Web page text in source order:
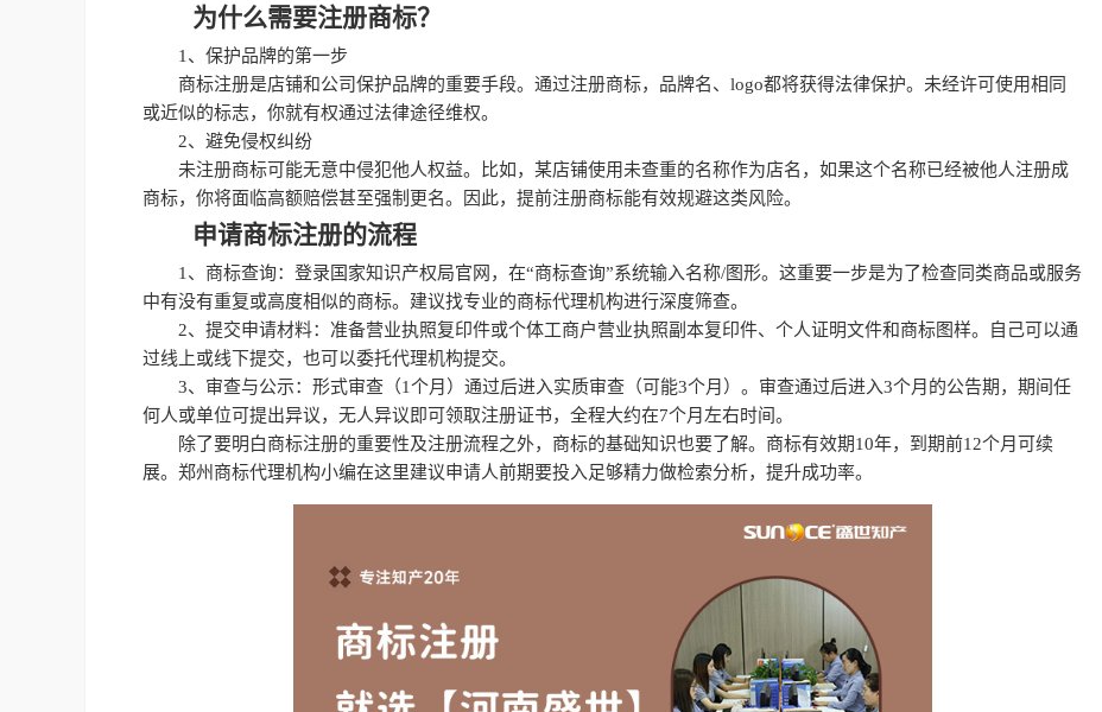
为什么需要注册商标？
1、保护品牌的第一步
商标注册是店铺和公司保护品牌的重要手段。通过注册商标，品牌名、logo都将获得法律保护。未经许可使用相同
或近似的标志，你就有权通过法律途径维权。
2、避免侵权纠纷
未注册商标可能无意中侵犯他人权益。比如，某店铺使用未查重的名称作为店名，如果这个名称已经被他人注册成
商标，你将面临高额赔偿甚至强制更名。因此，提前注册商标能有效规避这类风险。
申请商标注册的流程
1、商标查询：登录国家知识产权局官网，在“商标查询”系统输入名称/图形。这重要一步是为了检查同类商品或服务
中有没有重复或高度相似的商标。建议找专业的商标代理机构进行深度筛查。
2、提交申请材料：准备营业执照复印件或个体工商户营业执照副本复印件、个人证明文件和商标图样。自己可以通
过线上或线下提交，也可以委托代理机构提交。
3、审查与公示：形式审查（1个月）通过后进入实质审查（可能3个月）。审查通过后进入3个月的公告期，期间任
何人或单位可提出异议，无人异议即可领取注册证书，全程大约在7个月左右时间。
除了要明白商标注册的重要性及注册流程之外，商标的基础知识也要了解。商标有效期10年，到期前12个月可续
展。郑州商标代理机构小编在这里建议申请人前期要投入足够精力做检索分析，提升成功率。